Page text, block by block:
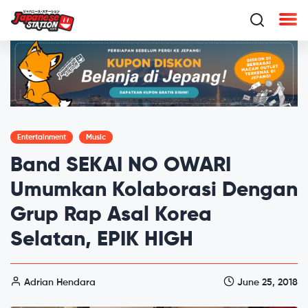
Entertainment Music
Band SEKAI NO OWARI
Umumkan Kolaborasi Dengan
Grup Rap Asal Korea
Selatan, EPIK HIGH
Adrian Hendara June 25, 2018